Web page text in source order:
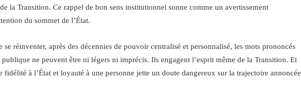
la Transition. Ce rappel de bon sens institutionnel sonne comme un avertissement
du sommet de l’État.
se réinventer, après des décennies de pouvoir centralisé et personnalisé, les mots prononcés
publique ne peuvent être ni légers ni imprécis. Ils engagent l’esprit même de la Transition. Et
fidélité à l’État et loyauté à une personne jette un doute dangereux sur la trajectoire annoncée